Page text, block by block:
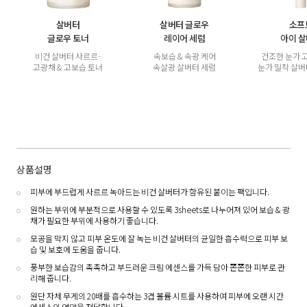
살버터
글로우 토너
비건 살버터 사르르-
고광채 & 고보습 토너
살버터 글로우
레이어 세럼
속보습 & 속광 케어
속살광 살버터 세럼
소프
아이
건조한 눈가
눈가 밀착 살
상품설명
피부에 부드럽게 사르르 녹아드는 비건 살버터가 함유된 붙이는 팩입니다.
원하는 부위에 부분적으로 사용할 수 있도록 3sheets로 나누어져 있어 보습 & 광
채가 필요한 부위에 사용하기 좋습니다.
모공을 막지 않고 피부 온도에 잘 녹는 비건 살버터의 균일한 흡수력으로 피부 보
습 및 보호에 도움을 줍니다.
풍부한 보습감의 촉촉하고 부드러운 크림 에센스를 가득 담아 쫀쫀한 피부로 관
리해 줍니다.
원단 자체 무게의 20배를 흡수하는 3겹 볼륨 시트를 사용하여 피부에 오랜 시간